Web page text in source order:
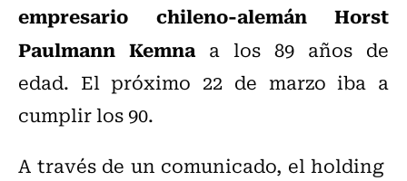
empresario chileno-alemán Horst
Paulmann Kemna a los 89 años de
edad. El próximo 22 de marzo iba a
cumplir los 90.
A través de un comunicado, el holding